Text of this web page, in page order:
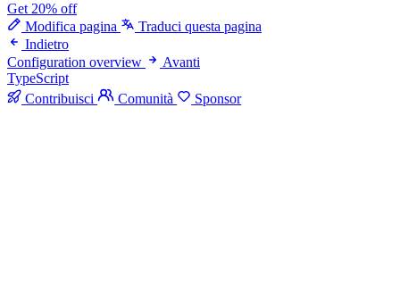
Get 20% off
Modifica pagina
Traduci questa pagina
Indietro
Configuration overview
Avanti
TypeScript
Contribuisci
Comunità Sponsor